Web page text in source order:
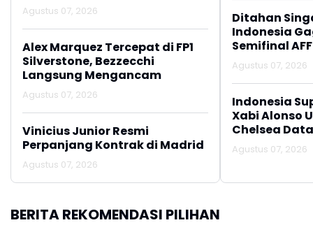
Agustus 07, 2026
Alex Marquez Tercepat di FP1
Silverstone, Bezzecchi
Langsung Mengancam
Agustus 07, 2026
Vinicius Junior Resmi
Perpanjang Kontrak di Madrid
Agustus 07, 2026
Ditahan
Indonesia
Semifinal
Agustus 07, 2026
Indonesia
Xabi Alonso
Chelsea
Agustus 07, 2026
BERITA REKOMENDASI PILIHAN